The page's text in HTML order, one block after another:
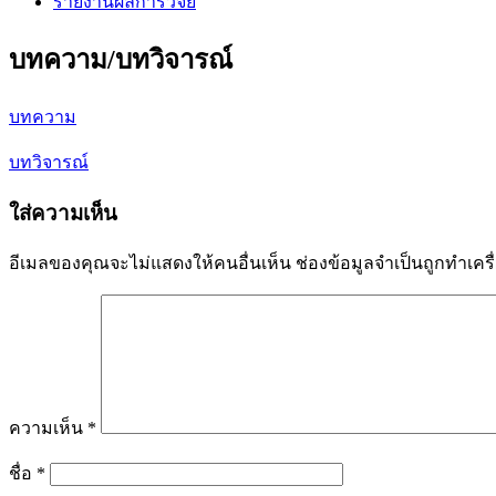
บทความ/บทวิจารณ์
บทความ
บทวิจารณ์
ใส่ความเห็น
อีเมลของคุณจะไม่แสดงให้คนอื่นเห็น ช่องข้อมูลจำเป็นถูกทำเค
ความเห็น *
ชื่อ *